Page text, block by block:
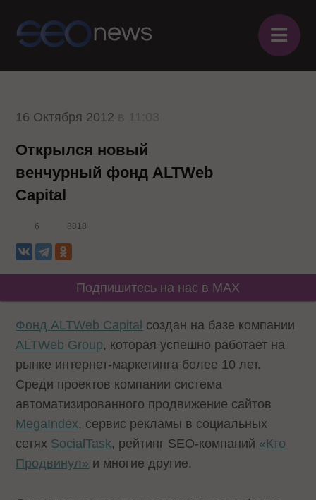
≡
16 Октября 2012
Открылся новый
венчурный фонд ALTWeb
Capital
6 8818
Подпишитесь на нас в MAX
Фонд ALTWeb Capital создан на базе компании
ALTWeb Group, которая успешно работает на
рынке интернет-маркетинга более 10 лет.
Среди проектов компании система
автоматизированного продвижение сайтов
MegaIndex, сервис рекламы в социальных
сетях SocialTask, рейтинг SEO-компаний «Кто
Продвинул» и многие другие.